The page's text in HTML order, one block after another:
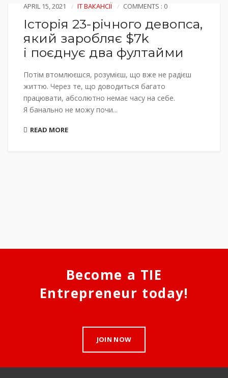
APRIL 15, 2021 IT ВАКАНСІЇ COMMENTS : 0
Історія 23-річного девопса,
який заробляє $7k
і поєднує два фултайми
Потім втомлюєшся, розумієш, що вже не радієш
життю. Через те, що доводиться багато
працювати, абсолютно немає часу на себе.
Я банально не можу почи...
READ MORE
Become a TIE
Entrepreneur today!
JOIN NOW